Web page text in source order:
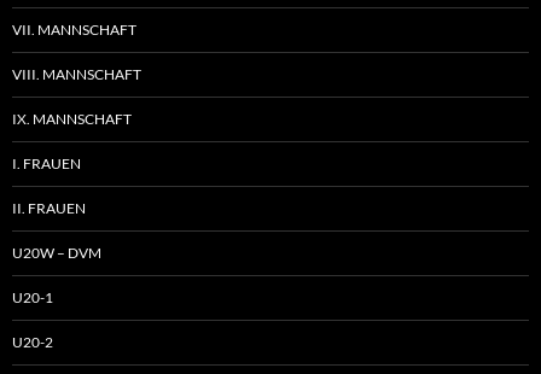
VII. MANNSCHAFT
VIII. MANNSCHAFT
IX. MANNSCHAFT
I. FRAUEN
II. FRAUEN
U20W – DVM
U20-1
U20-2